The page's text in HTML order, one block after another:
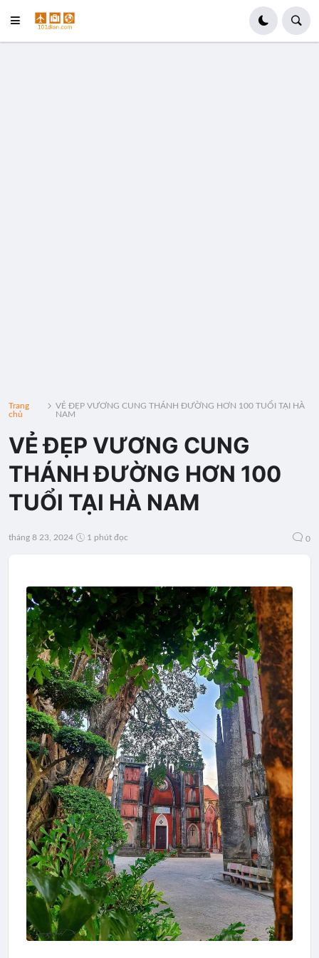
Trang
chủ
VẺ ĐẸP VƯƠNG CUNG THÁNH ĐƯỜNG HƠN 100 TUỔI TẠI HÀ
NAM
VẺ ĐẸP VƯƠNG CUNG
THÁNH ĐƯỜNG HƠN 100
TUỔI TẠI HÀ NAM
tháng 8 23, 2024 1 phút đọc 0